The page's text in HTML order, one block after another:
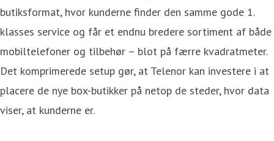
butiksformat, hvor kunderne finder den samme gode 1.
klasses service og får et endnu bredere sortiment af både
mobiltelefoner og tilbehør – blot på færre kvadratmeter.
Det komprimerede setup gør, at Telenor kan investere i at
placere de nye box-butikker på netop de steder, hvor data
viser, at kunderne er.